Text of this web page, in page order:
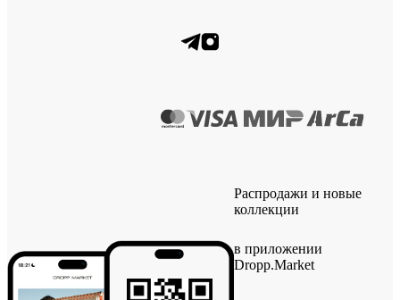
Распродажи и новые
коллекции
в приложении
Dropp.Market